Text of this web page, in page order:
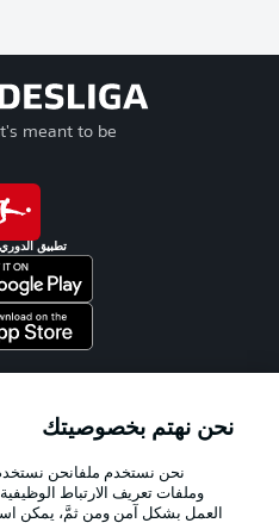
meant to be
تطبيق الدوري
نحن نهتم بخصوصيتك
نحن نستخدم ملفانحن
وملفات تعريف الارتباط
العمل بشكل آمن ومن ثمَّ، يمكن